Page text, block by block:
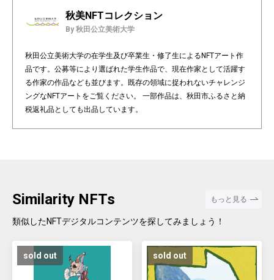
秋美NFTコレクション
By 秋田公立美術大学
秋田公立美術大学の在学生及び卒業生・修了生によるNFTアート作
品です。公募等により選ばれた学生作品で、現在作家として活躍す
る作家の作品なども並びます。既存の領域に捉われないチャレンジ
ングなNFTアートをご覧ください。 一部作品は、秋田市ふるさと納
税返礼品としても出品しています。
Similarity NFTs もっと見る
類似したNFTデジタルコンテンツを探してみましょう！
sold out sold out